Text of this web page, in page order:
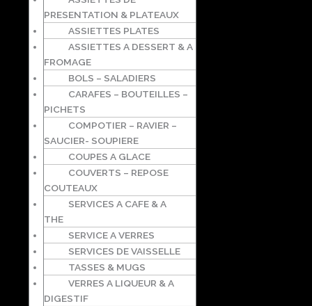
PRESENTATION & PLATEAUX
ASSIETTES PLATES
ASSIETTES A DESSERT & A
FROMAGE
BOLS – SALADIERS
CARAFES – BOUTEILLES –
PICHETS
COMPOTIER – RAVIER –
SAUCIER- SOUPIERE
COUPES A GLACE
COUVERTS – REPOSE
COUTEAUX
SERVICES A CAFE & A
THE
SERVICE A VERRES
SERVICES DE VAISSELLE
TASSES & MUGS
VERRES A LIQUEUR & A
DIGESTIF